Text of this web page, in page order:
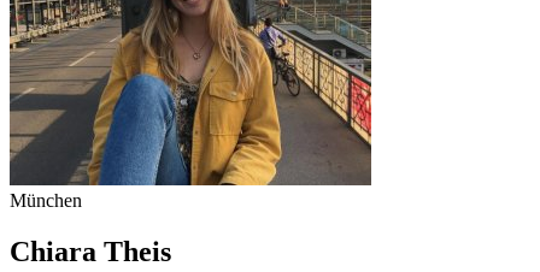
München
Chiara Theis